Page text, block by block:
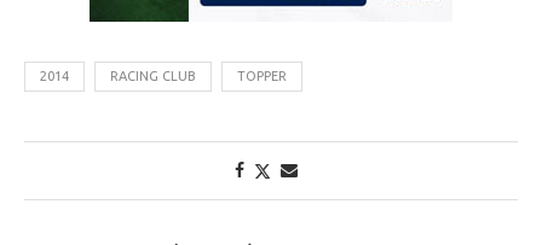
2014 RACING CLUB TOPPER